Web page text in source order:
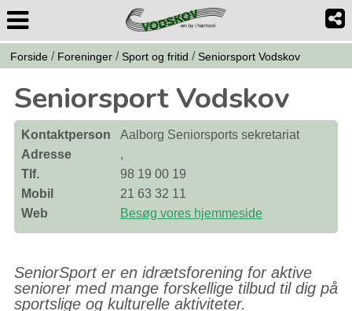
Forside / Foreninger / Sport og fritid / Seniorsport Vodskov
Seniorsport Vodskov
Kontaktperson
Aalborg Seniorsports sekretariat
Adresse
,
Tlf.
98 19 00 19
Mobil
21 63 32 11
Web
Besøg vores hjemmeside
SeniorSport er en idrætsforening for aktive
seniorer med mange forskellige tilbud til dig på
sportslige og kulturelle aktiviteter.